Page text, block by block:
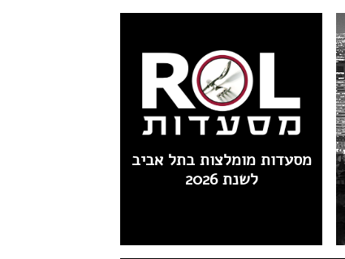
מסעדות מומלצות בתל אביב
לשנת 2026